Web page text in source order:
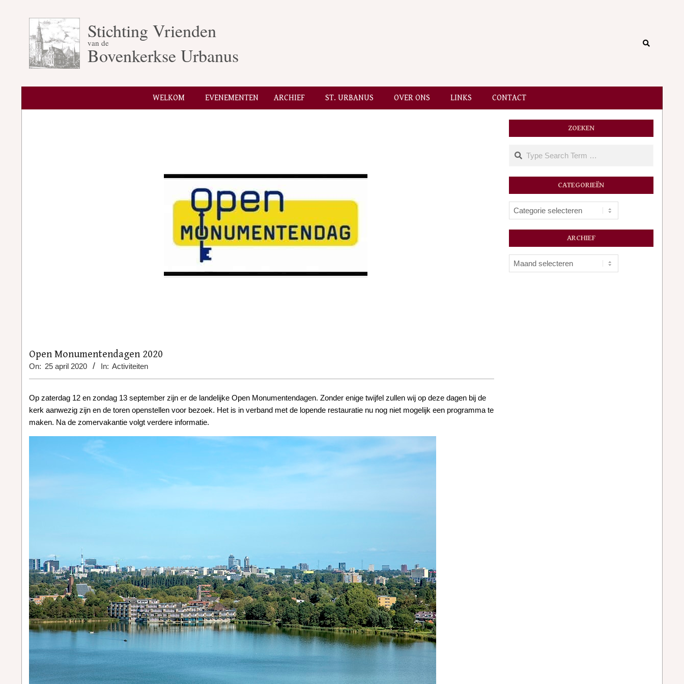
Stichting Vrienden
van de
Bovenkerkse Urbanus
Search
Secondary
WELKOM EVENEMENTEN ARCHIEF ST. URBANUS OVER ONS LINKS CONTACT
Open Monumentendagen 2020
On: 25 april 2020 In: Activiteiten
Op zaterdag 12 en zondag 13 september zijn er de landelijke Open Monumentendagen. Zonder enige twijfel zullen wij op deze dagen bij de
kerk aanwezig zijn en de toren openstellen voor bezoek. Het is in verband met de lopende restauratie nu nog niet mogelijk een programma te
maken. Na de zomervakantie volgt verdere informatie.
ZOEKEN
Search
CATEGORIEËN
Categorieën
ARCHIEF
Archief